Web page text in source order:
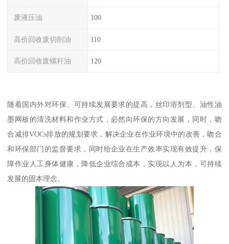
废液压油 100
高价回收废切削油 110
高价回收废螺杆油 120
随着国内外对环保、可持续发展要求的提高，丝印溶剂型、油性油
墨网板的清洗材料和作业方式，必然向环保的方向发展，同时，吻
合减排VOCs排放的规划要求，解决企业在作业环境中的改善，吻合
和环保部门的监督要求，同时给企业在生产效率实现有效提升，保
障作业人工身体健康，降低企业综合成本，实现以人为本，可持续
发展的固本理念。